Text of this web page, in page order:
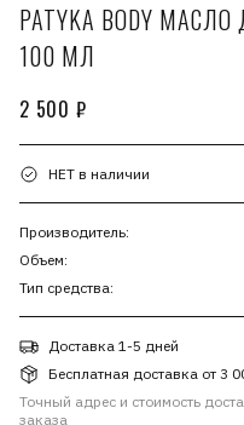
PATYKA BODY
100 МЛ
2 500 ₽
НЕТ в наличии
Производитель:
Объем:
Тип средства:
Доставка 1-5 дней
Бесплатная доставка от 3
Точный адрес и стоимость
заказа